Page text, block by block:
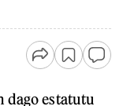
estatutu